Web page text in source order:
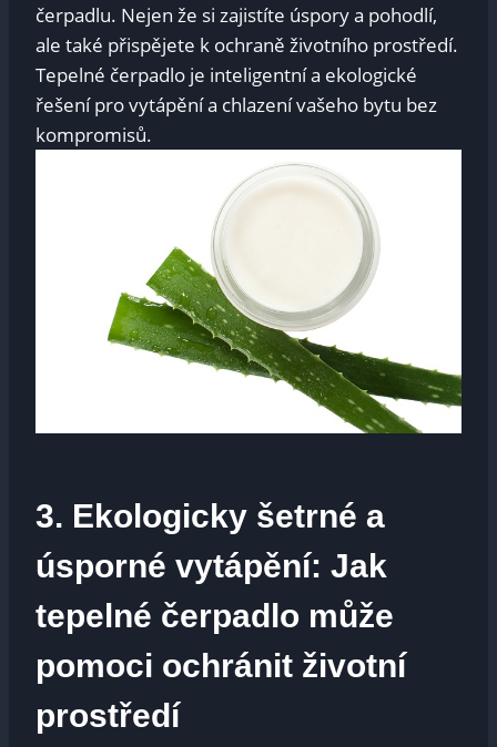
čerpadlu. Nejen že si zajistíte úspory a pohodlí,
ale také přispějete k ochraně životního prostředí.
Tepelné čerpadlo je inteligentní a ekologické
řešení pro vytápění a chlazení vašeho bytu bez
kompromisů.
3. Ekologicky šetrné a
úsporné vytápění: Jak
tepelné čerpadlo může
pomoci ochránit životní
prostředí